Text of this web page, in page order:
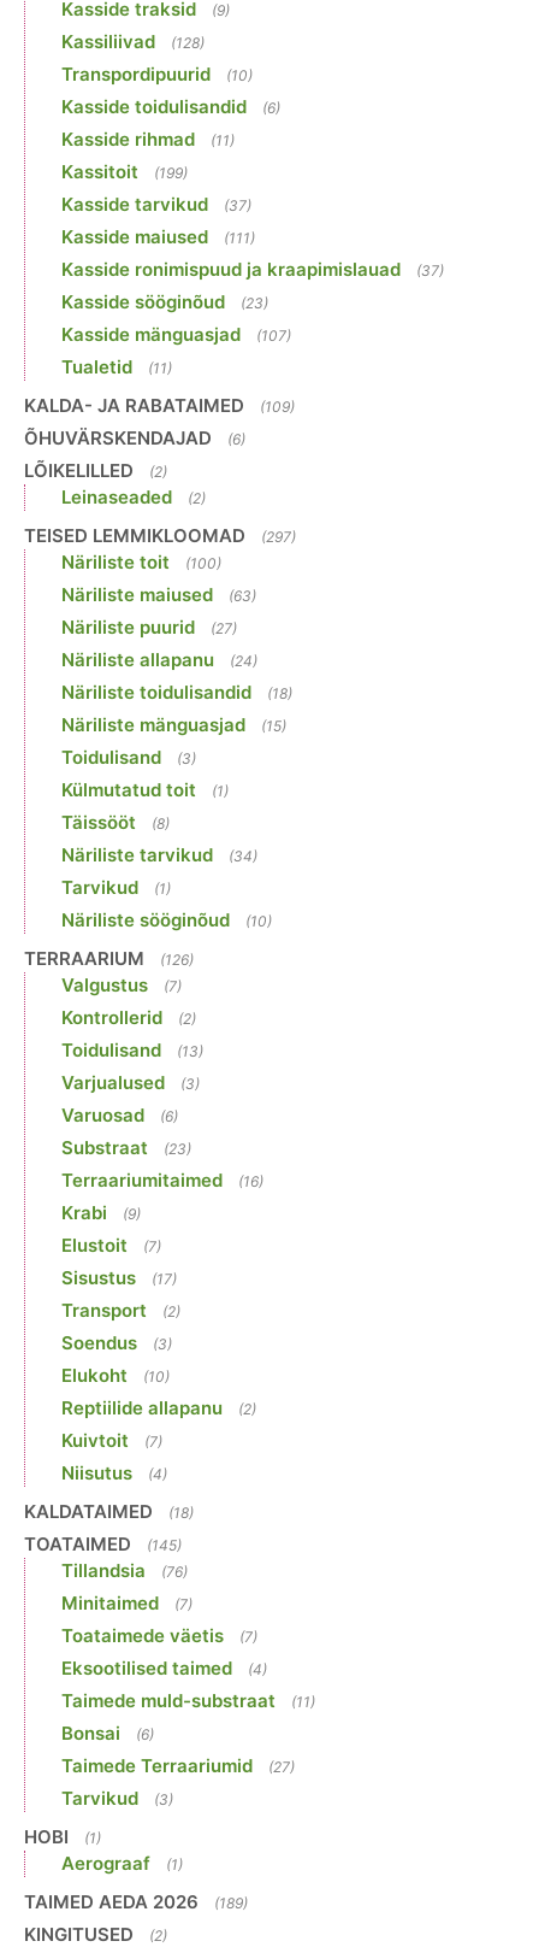
Kasside traksid (9)
Kassiliivad (128)
Transpordipuurid (10)
Kasside toidulisandid (6)
Kasside rihmad (11)
Kassitoit (199)
Kasside tarvikud (37)
Kasside maiused (111)
Kasside ronimispuud ja kraapimislauad (37)
Kasside sööginõud (23)
Kasside mänguasjad (107)
Tualetid (11)
KALDA- JA RABATAIMED (109)
ÕHUVÄRSKENDAJAD (6)
LÕIKELILLED (2)
Leinaseaded (2)
TEISED LEMMIKLOOMAD (297)
Näriliste toit (100)
Näriliste maiused (63)
Näriliste puurid (27)
Näriliste allapanu (24)
Näriliste toidulisandid (18)
Näriliste mänguasjad (15)
Toidulisand (3)
Külmutatud toit (1)
Täissööt (8)
Näriliste tarvikud (34)
Tarvikud (1)
Näriliste sööginõud (10)
TERRAARIUM (126)
Valgustus (7)
Kontrollerid (2)
Toidulisand (13)
Varjualused (3)
Varuosad (6)
Substraat (23)
Terraariumitaimed (16)
Krabi (9)
Elustoit (7)
Sisustus (17)
Transport (2)
Soendus (3)
Elukoht (10)
Reptiilide allapanu (2)
Kuivtoit (7)
Niisutus (4)
KALDATAIMED (18)
TOATAIMED (145)
Tillandsia (76)
Minitaimed (7)
Toataimede väetis (7)
Eksootilised taimed (4)
Taimede muld-substraat (11)
Bonsai (6)
Taimede Terraariumid (27)
Tarvikud (3)
HOBI (1)
Aerograaf (1)
TAIMED AEDA 2026 (189)
KINGITUSED (2)